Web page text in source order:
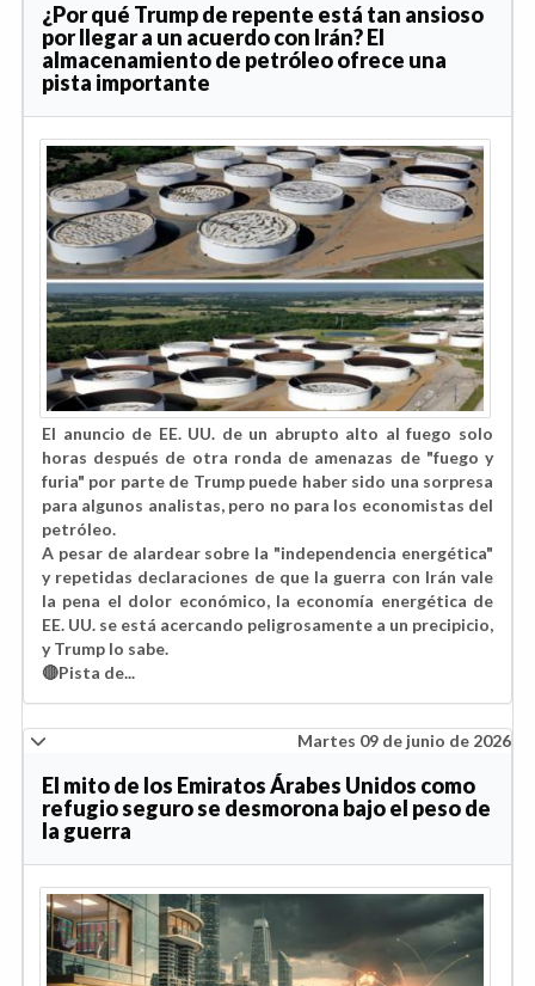
¿Por qué Trump de repente está tan ansioso
por llegar a un acuerdo con Irán? El
almacenamiento de petróleo ofrece una
pista importante
El anuncio de EE. UU. de un abrupto alto al fuego solo
horas después de otra ronda de amenazas de "fuego y
furia" por parte de Trump puede haber sido una sorpresa
para algunos analistas, pero no para los economistas del
petróleo.
A pesar de alardear sobre la "independencia energética"
y repetidas declaraciones de que la guerra con Irán vale
la pena el dolor económico, la economía energética de
EE. UU. se está acercando peligrosamente a un precipicio,
y Trump lo sabe.
🔴Pista de...
Martes 09 de junio de 2026
El mito de los Emiratos Árabes Unidos como
refugio seguro se desmorona bajo el peso de
la guerra